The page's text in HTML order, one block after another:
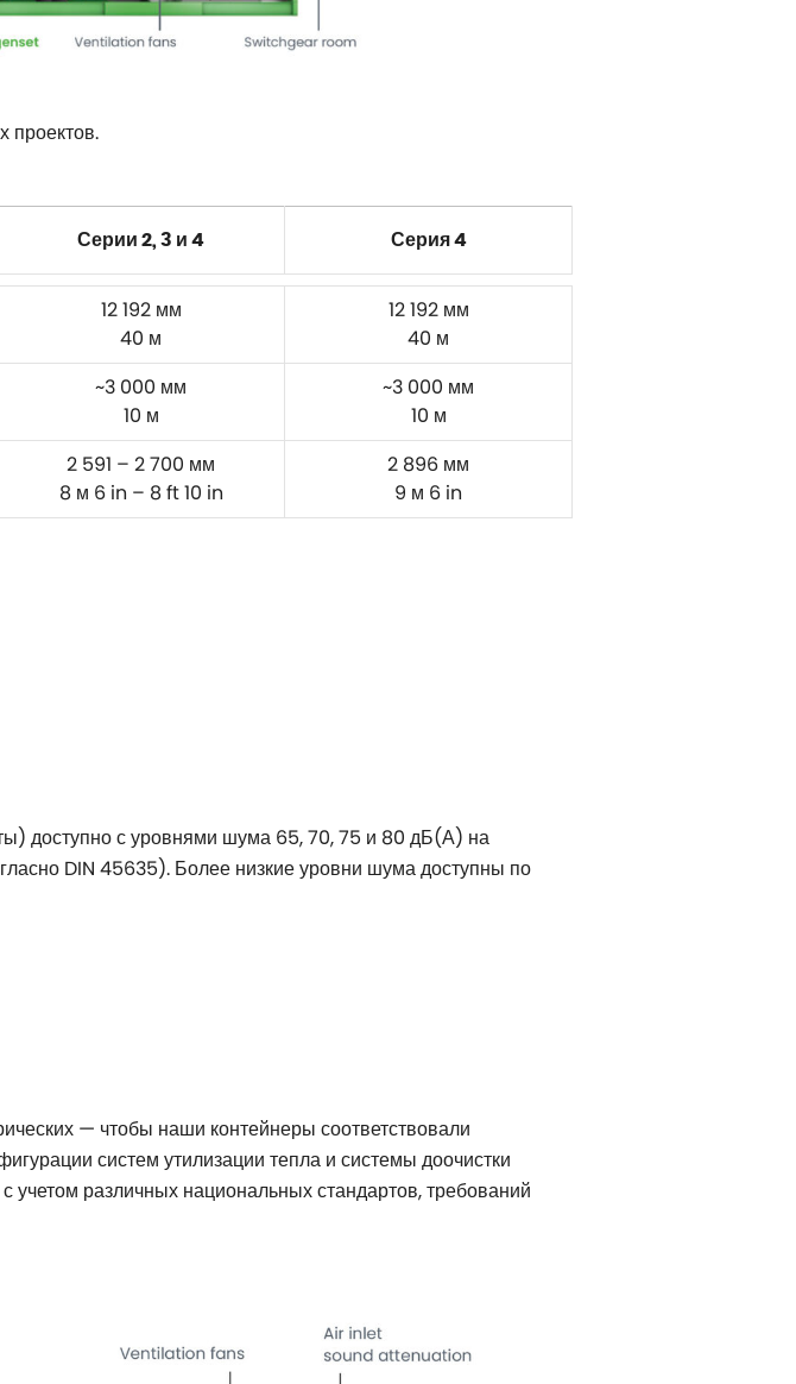
проектов.
Серии 2, 3 и 4 Серия 4
12 192 мм
40 м
12 192 мм
40 м
~3 000 мм
10 м
~3 000 мм
10 м
2 591 – 2 700 мм
8 м 6 in – 8 ft 10 in
2 896 мм
9 м 6 in
доступно с уровнями шума 65, 70, 75 и 80 дБ(А) на
DIN 45635). Более низкие уровни шума доступны по
— чтобы наши контейнеры соответствовали
систем утилизации тепла и системы доочистки
различных национальных стандартов, требований